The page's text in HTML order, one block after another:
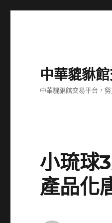
中華貔貅
中華貔貅館交易平台，
小琉球
產品化